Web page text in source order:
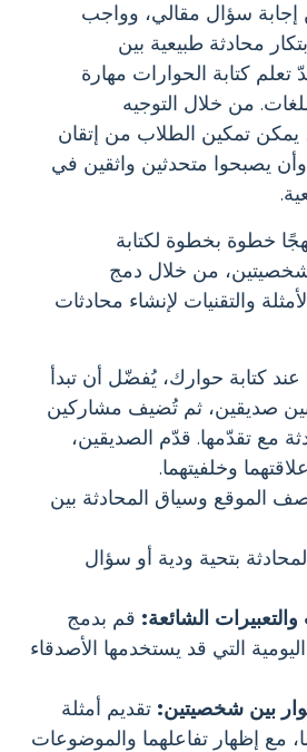
سؤال مقالي، وواجب
محادثة طبيعية بين
كتابة الحوارات مهارة
من خلال التوجيه
يمكن تمكين الطلاب من إتقان
يصبحوا متحدثين واثقين في
خطوة بخطوة لكتابة
من خلال دمج
والتقنيات لإنشاء محادثات
عند كتابة حوارك، يُفضّل أن تبدأ
صديقين، ثم تُضيف مشاركين
مع تقدّمها. قدّم الصديقين،
وخلفيتهما.
الموقع وسياق المحادثة بين
بتحية ودية أو سؤال
الشائعة: قم بدمج
اليومية التي قد يستخدمها الأصدقاء
بين شخصيتين: تقديم أمثلة
مع إظهار تفاعلهما والموضوعات